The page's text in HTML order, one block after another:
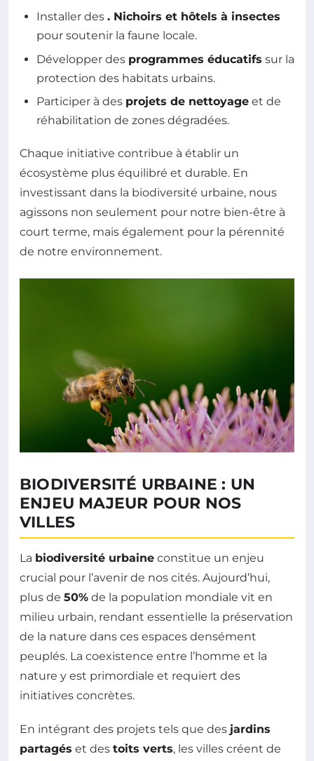
Installer des . Nichoirs et hôtels à insectes
pour soutenir la faune locale.
Développer des programmes éducatifs sur la
protection des habitats urbains.
Participer à des projets de nettoyage et de
réhabilitation de zones dégradées.
Chaque initiative contribue à établir un
écosystème plus équilibré et durable. En
investissant dans la biodiversité urbaine, nous
agissons non seulement pour notre bien-être à
court terme, mais également pour la pérennité
de notre environnement.
BIODIVERSITÉ URBAINE : UN
ENJEU MAJEUR POUR NOS
VILLES
La biodiversité urbaine constitue un enjeu
crucial pour l’avenir de nos cités. Aujourd’hui,
plus de 50% de la population mondiale vit en
milieu urbain, rendant essentielle la préservation
de la nature dans ces espaces densément
peuplés. La coexistence entre l’homme et la
nature y est primordiale et requiert des
initiatives concrètes.
En intégrant des projets tels que des jardins
partagés et des toits verts, les villes créent de